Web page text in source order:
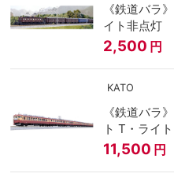
《鉄道バラ
イト非点灯
2,500 円
KATO
《鉄道バラ
ト T・ライ
11,500 円